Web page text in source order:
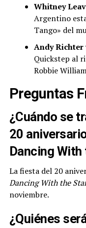
Whitney
Argentino
Tango» del
Andy Richter
Quickstep al
Robbie
Preguntas
¿Cuándo se
20
Dancing
La fiesta del 20
Dancing With the
noviembre.
¿Quiénes